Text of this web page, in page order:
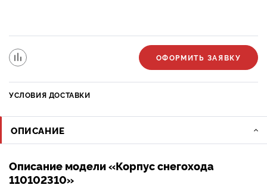
ОФОРМИТЬ ЗАЯВКУ
УСЛОВИЯ ДОСТАВКИ
ОПИСАНИЕ
Описание модели «Корпус снегохода
110102310»